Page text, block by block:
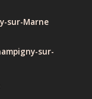
sur-Marne
sur-